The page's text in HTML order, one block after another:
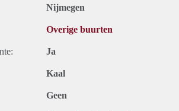
Nijmegen
Overige buurten
Ja
Kaal
Geen